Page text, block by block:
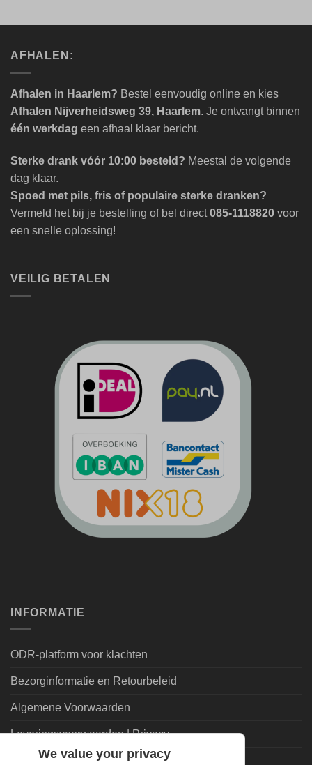
AFHALEN:
Afhalen in Haarlem? Bestel eenvoudig online en kies
Afhalen Nijverheidsweg 39, Haarlem. Je ontvangt binnen
één werkdag een afhaal klaar bericht.
Sterke drank vóór 10:00 besteld? Meestal de volgende
dag klaar.
Spoed met pils, fris of populaire sterke dranken?
Vermeld het bij je bestelling of bel direct085-1118820 voor
een snelle oplossing!
VEILIG BETALEN
INFORMATIE
ODR-platform voor klachten
Bezorginformatie en Retourbeleid
Algemene Voorwaarden
Leveringsvoorwaarden | Privacy
Goedkoopdrank.nl Informatie
We value your privacy